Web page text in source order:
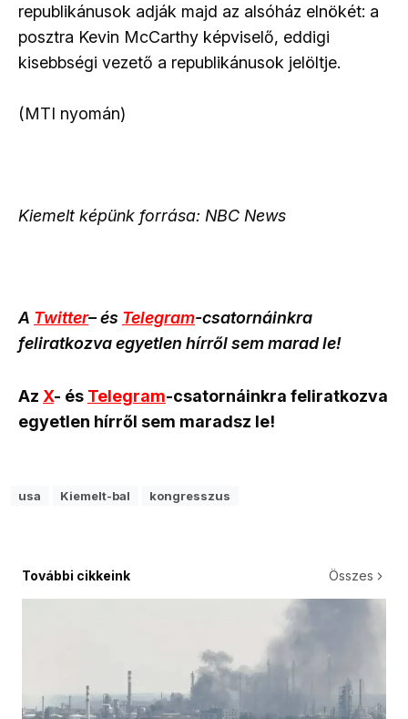
republikánusok adják majd az alsóház elnökét: a
posztra Kevin McCarthy képviselő, eddigi
kisebbségi vezető a republikánusok jelöltje.
(MTI nyomán)
Kiemelt képünk forrása: NBC News
A Twitter– és Telegram-csatornáinkra
feliratkozva egyetlen hírről sem marad le!
Az X- és Telegram-csatornáinkra feliratkozva
egyetlen hírről sem maradsz le!
usa Kiemelt-bal kongresszus
További cikkeink Összes